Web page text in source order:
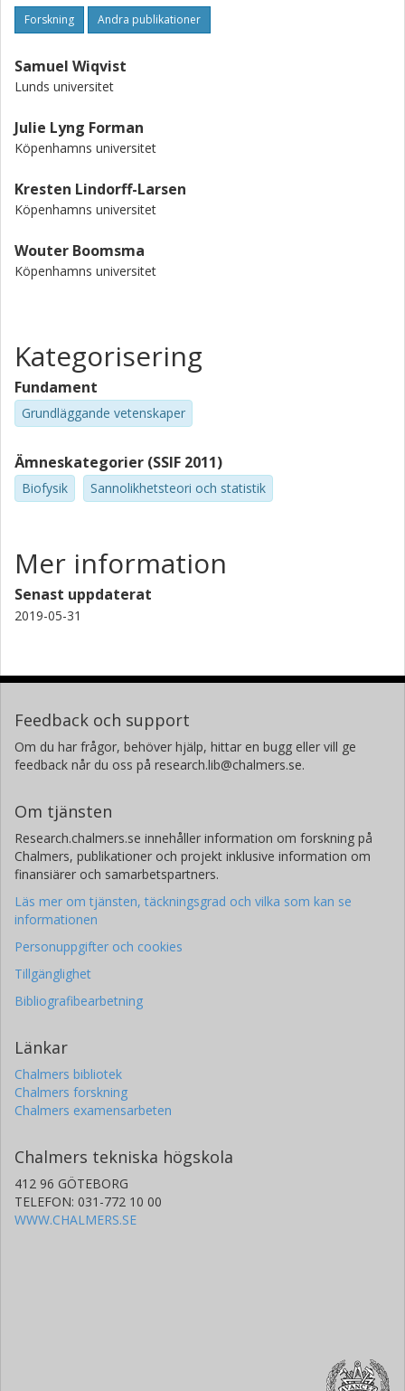
Forskning Andra publikationer
Samuel Wiqvist
Lunds universitet
Julie Lyng Forman
Köpenhamns universitet
Kresten Lindorff-Larsen
Köpenhamns universitet
Wouter Boomsma
Köpenhamns universitet
Kategorisering
Fundament
Grundläggande vetenskaper
Ämneskategorier (SSIF 2011)
Biofysik Sannolikhetsteori och statistik
Mer information
Senast uppdaterat
2019-05-31
Feedback och support
Om du har frågor, behöver hjälp, hittar en bugg eller vill ge
feedback når du oss på research.lib@chalmers.se.
Om tjänsten
Research.chalmers.se innehåller information om forskning på
Chalmers, publikationer och projekt inklusive information om
finansiärer och samarbetspartners.
Läs mer om tjänsten, täckningsgrad och vilka som kan se
informationen
Personuppgifter och cookies
Tillgänglighet
Bibliografibearbetning
Länkar
Chalmers bibliotek
Chalmers forskning
Chalmers examensarbeten
Chalmers tekniska högskola
412 96 GÖTEBORG
TELEFON: 031-772 10 00
WWW.CHALMERS.SE